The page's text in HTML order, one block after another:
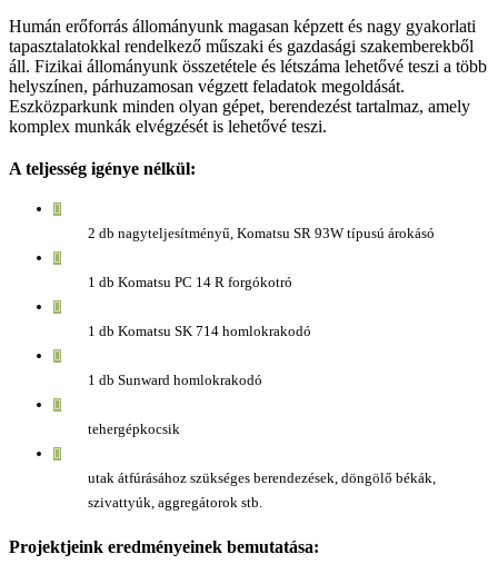
Humán erőforrás állományunk magasan képzett és nagy gyakorlati
tapasztalatokkal rendelkező műszaki és gazdasági szakemberekből
áll. Fizikai állományunk összetétele és létszáma lehetővé teszi a több
helyszínen, párhuzamosan végzett feladatok megoldását.
Eszközparkunk minden olyan gépet, berendezést tartalmaz, amely
komplex munkák elvégzését is lehetővé teszi.
A teljesség igénye nélkül:
2 db nagyteljesítményű, Komatsu SR 93W típusú árokásó
1 db Komatsu PC 14 R forgókotró
1 db Komatsu SK 714 homlokrakodó
1 db Sunward homlokrakodó
tehergépkocsik
utak átfúrásához szükséges berendezések, döngölő békák,
szivattyúk, aggregátorok stb.
Projektjeink eredményeinek bemutatása: